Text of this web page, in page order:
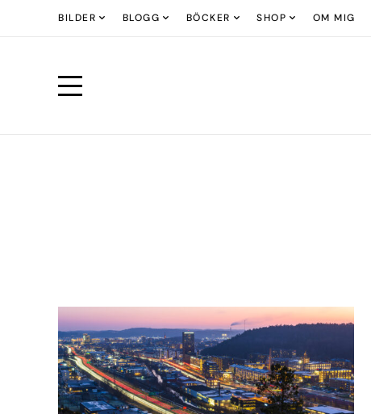
BILDER BLOGG BÖCKER SHOP OM MIG